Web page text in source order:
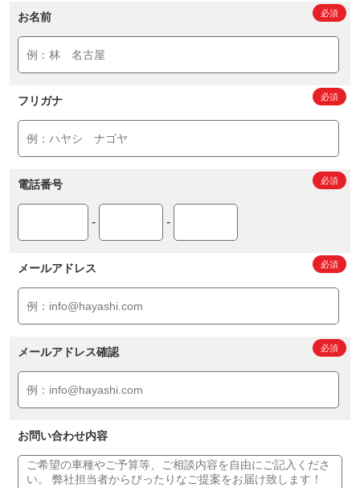
お名前
フリガナ
電話番号
- -
メールアドレス
メールアドレス確認
お問い合わせ内容